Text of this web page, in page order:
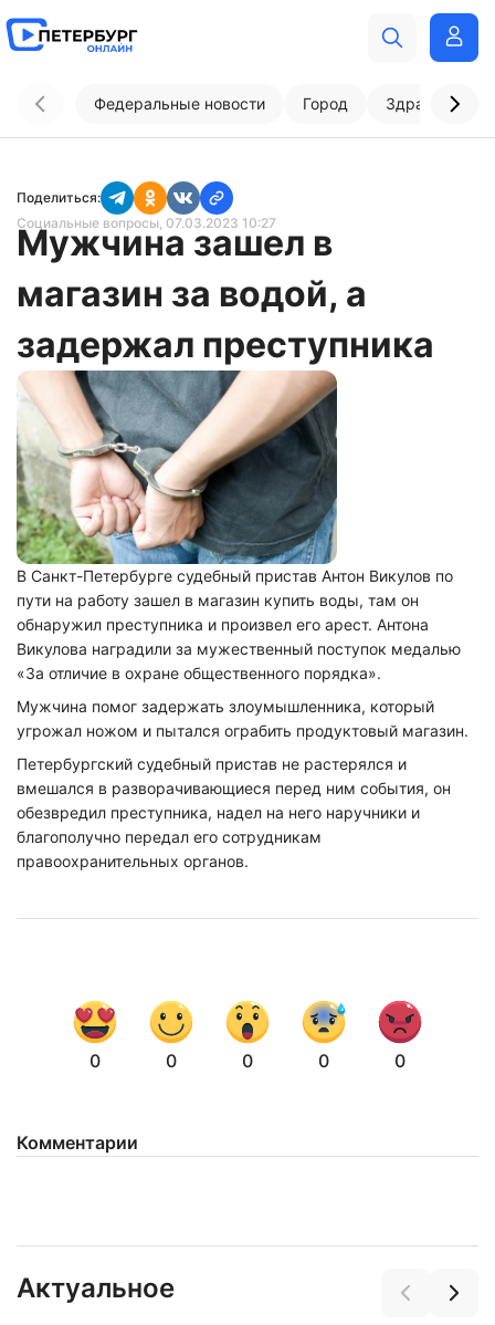
Федеральные новости Город
Поделиться:
Социальные вопросы, 07.03.2023 10:27
Мужчина зашел в
магазин за водой, а
задержал преступника
В Санкт-Петербурге судебный пристав Антон Викулов по
пути на работу зашел в магазин купить воды, там он
обнаружил преступника и произвел его арест. Антона
Викулова наградили за мужественный поступок медалью
«За отличие в охране общественного порядка».
Мужчина помог задержать злоумышленника, который
угрожал ножом и пытался ограбить продуктовый магазин.
Петербургский судебный пристав не растерялся и
вмешался в разворачивающиеся перед ним события, он
обезвредил преступника, надел на него наручники и
благополучно передал его сотрудникам
правоохранительных органов.
0 0 0 0 0
Комментарии
Актуальное